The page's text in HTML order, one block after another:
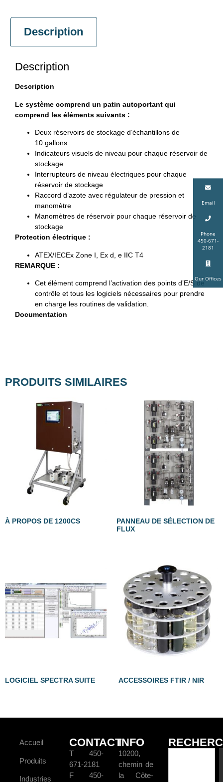
Email
Phone
450-671-
2181
Our Offices
Description
Description
Description
Le système comprend un patin autoportant qui
comprend les éléments suivants :
Deux réservoirs de stockage d’échantillons de
10 gallons
Indicateurs visuels de niveau pour chaque réservoir de
stockage
Interrupteurs de niveau électriques pour chaque
réservoir de stockage
Raccord d’azote avec régulateur de pression et
manomètre
Manomètres de réservoir pour chaque réservoir de
stockage
Protection électrique :
ATEX/IECEx Zone I, Ex d, e IIC T4
REMARQUE :
Cet élément comprend l’activation des points d’E/S de
contrôle et tous les logiciels nécessaires pour prendre
en charge les routines de validation.
Documentation
PRODUITS SIMILAIRES
À PROPOS DE 1200CS
PANNEAU DE SÉLECTION DE
FLUX
LOGICIEL SPECTRA SUITE ACCESSOIRES FTIR / NIR
Accueil
Produits
Industries
CONTACT
T 450-
671-2181
F 450-
INFO
10200,
chemin de
la Côte-